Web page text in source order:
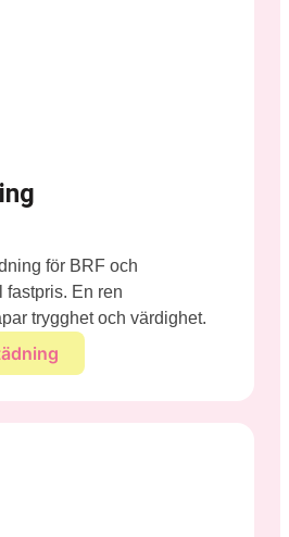
för BRF och
fastpris. En ren
trygghet och värdighet.